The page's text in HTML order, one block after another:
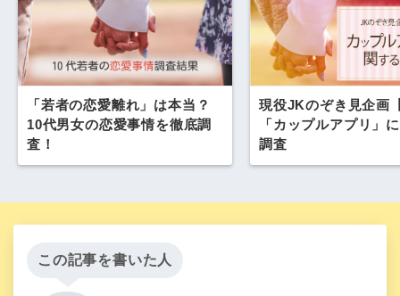
「若者の恋愛離れ」は本当？
10代男女の恋愛事情を徹底調
査！
現役JKのぞき見企画
「カップルアプリ」
調査
この記事を書いた人